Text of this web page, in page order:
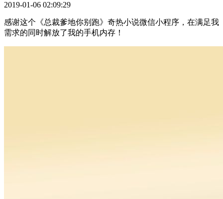
2019-01-06 02:09:29
感谢这个《总裁爹地你别跑》奇热小说微信小程序，在满足我
需求的同时解放了我的手机内存！